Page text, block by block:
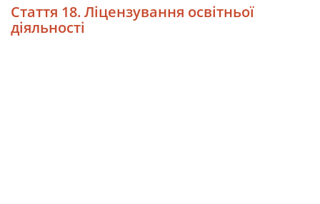
Стаття 18. Ліцензування освітньої
діяльності